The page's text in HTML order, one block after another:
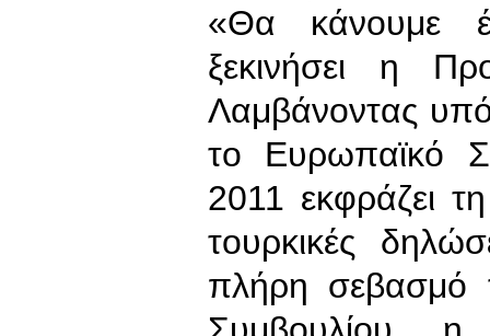
«Θα κάνουμε
ξεκινήσει η
Λαμβάνοντας
το Ευρωπαϊκό
2011 εκφράζει
τουρκικές
πλήρη σεβασμό